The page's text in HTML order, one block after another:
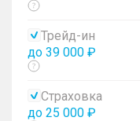
Показать
Трейд-ин
до 39 000 ₽
Показать
Страховка
до 25 000 ₽